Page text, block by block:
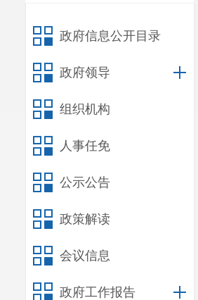
政府信息公开目录
政府领导
组织机构
人事任免
公示公告
政策解读
会议信息
政府工作报告